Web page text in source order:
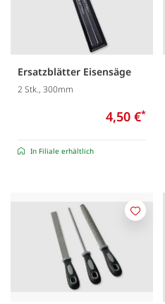
Ersatzblätter Eisensäge
2 Stk., 300mm
4,50 €*
In Filiale erhältlich
Merken